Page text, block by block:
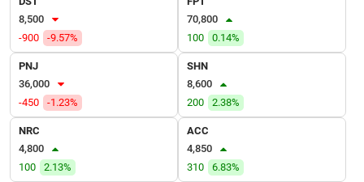
8,500
-900
-9.57%
70,800
100
0.14%
PNJ
36,000
-450
-1.23%
SHN
8,600
200
2.38%
NRC
4,800
100
2.13%
ACC
4,850
310
6.83%
VỤ
TRUYỀN
THÔNG
TIỆN
ÍCH